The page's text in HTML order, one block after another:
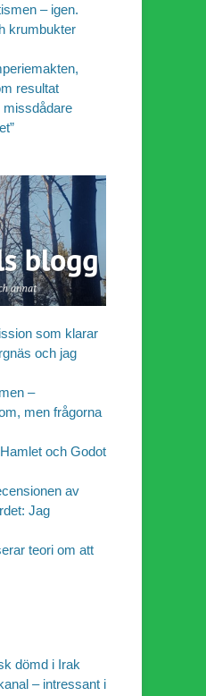
– igen.
krumbukter
resultat
missdådare
som klarar
och jag
–
men frågorna
och Godot
av
Jag
teori om att
dömd i Irak
– intressant i